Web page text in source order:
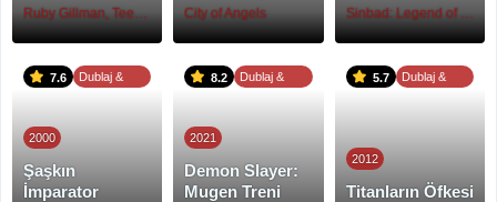
City of Angels
7.6
Dublaj &
2000
Şaşkın
İmparator
8.2
Dublaj &
2021
Demon Slayer:
Mugen Treni
5.7
Dublaj &
2012
Titanların Öfkesi